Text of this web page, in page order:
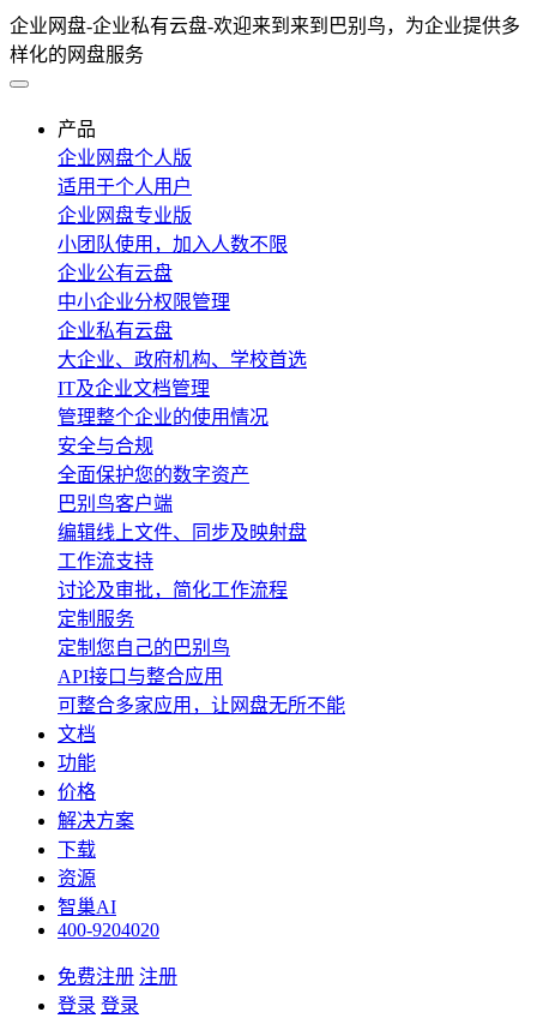
企业网盘-企业私有云盘-欢迎来到来到巴别鸟，为企业提供多
样化的网盘服务
产品
企业网盘个人版
适用于个人用户
企业网盘专业版
小团队使用，加入人数不限
企业公有云盘
中小企业分权限管理
企业私有云盘
大企业、政府机构、学校首选
IT及企业文档管理
管理整个企业的使用情况
安全与合规
全面保护您的数字资产
巴别鸟客户端
编辑线上文件、同步及映射盘
工作流支持
讨论及审批，简化工作流程
定制服务
定制您自己的巴别鸟
API接口与整合应用
可整合多家应用，让网盘无所不能
文档
功能
价格
解决方案
下载
资源
智巢AI
400-9204020
免费注册 注册
登录 登录